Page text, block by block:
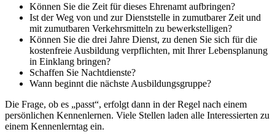
Können Sie die Zeit für dieses Ehrenamt aufbringen?
Ist der Weg von und zur Dienststelle in zumutbarer Zeit und
mit zumutbaren Verkehrsmitteln zu bewerkstelligen?
Können Sie die drei Jahre Dienst, zu denen Sie sich für die
kostenfreie Ausbildung verpflichten, mit Ihrer Lebensplanung
in Einklang bringen?
Schaffen Sie Nachtdienste?
Wann beginnt die nächste Ausbildungsgruppe?
Die Frage, ob es „passt“, erfolgt dann in der Regel nach einem
persönlichen Kennenlernen. Viele Stellen laden alle Interessierten zu
einem Kennenlerntag ein.